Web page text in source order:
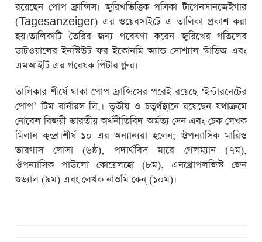
রয়েছেন পোপ ফ্রান্সিস। জুরিখভিত্তিক পত্রিকা টাগেনসানজেইগার
(Tagesanzeiger) এর ওয়েবসাইটে এ তালিকা প্রকাশ করা
হয়।তালিকাটি তৈরির জন্য গবেষণা করেন জুরিখের গতিলেব
ডাটওয়ালের ইনস্টিউট ফর ইকোনমি অ্যান্ড সোশ্যাল স্টাডিজ এবং
এমআইটি এর গবেষক পিটার গ্লুর।
তালিকার শীর্ষে থাকা পোপ ফ্রান্সিসের পরেই রয়েছে ‘ইন্টারনেটের
পোপ’ টিম বার্নারস লি.। তৃতীয় ও চতুর্থস্থানে রয়েছেন যথাক্রমে
নোবেল বিজয়ী ভারতীয় অর্থনীতিবিদ অর্মত্য সেন এবং চেক লেখক
মিলান কুন্দ্রা।শীর্ষ ১০ এর অন্যান্যরা হলেন; ঔপন্যাসিক মারিও
ভারগাস লোসা (৬ষ্ঠ), পদার্থবিদ মারে গেলম্যান (৭ম),
ঔপন্যাসিক পাউলো কোয়েলহো (৮ম), এনথ্রোপলজিস্ট জেন
গুড্যাল (৯ম) এবং লেখক নাওমি কেন্ (১০ম)।